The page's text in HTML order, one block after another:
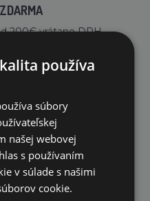
200€ vrátane DPH.
SKLAD
priamo skladom
používa
súbory
našej webovej
s používaním
v súlade s našimi
cookie.